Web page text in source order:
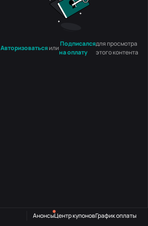
Авторизоватьсяили
Подписался
на оплату
для просмотра
этого контента
АнонсыЦентр купоновГрафик оплаты